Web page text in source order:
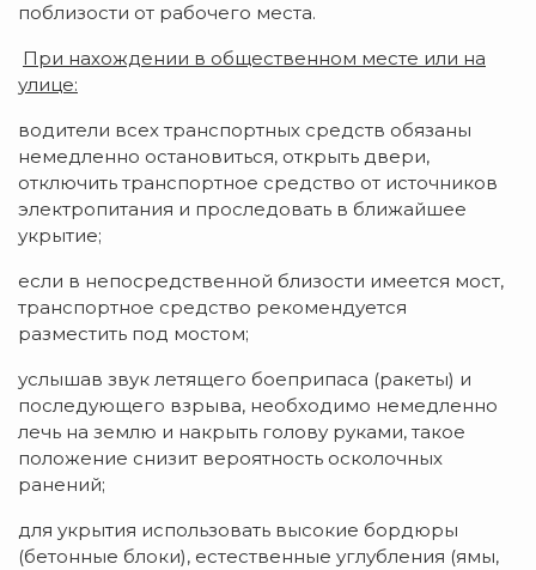
поблизости от рабочего места.
При нахождении в общественном месте или на
улице:
водители всех транспортных средств обязаны
немедленно остановиться, открыть двери,
отключить транспортное средство от источников
электропитания и проследовать в ближайшее
укрытие;
если в непосредственной близости имеется мост,
транспортное средство рекомендуется
разместить под мостом;
услышав звук летящего боеприпаса (ракеты) и
последующего взрыва, необходимо немедленно
лечь на землю и накрыть голову руками, такое
положение снизит вероятность осколочных
ранений;
для укрытия использовать высокие бордюры
(бетонные блоки), естественные углубления (ямы,